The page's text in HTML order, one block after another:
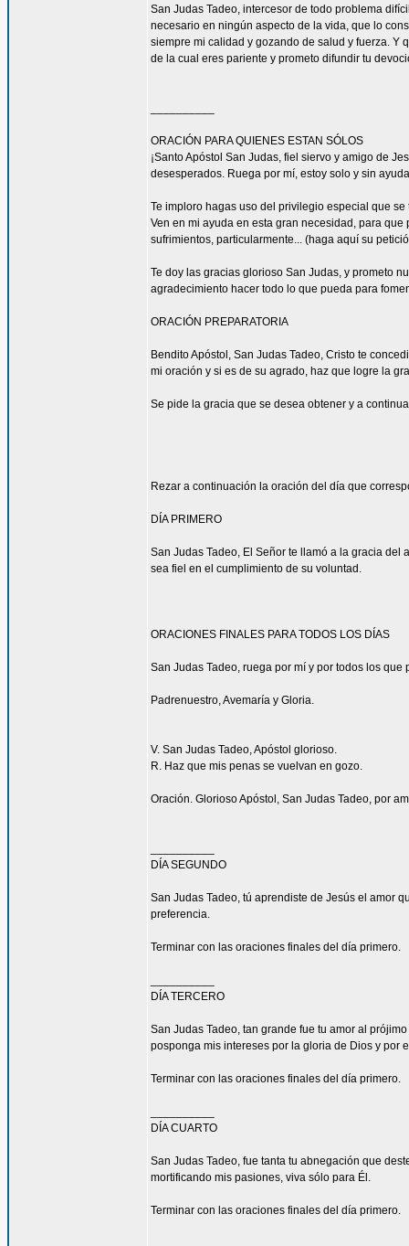
San Judas Tadeo, intercesor de todo problema
necesario en ningún aspecto de la vida, que lo
siempre mi calidad y gozando de salud y fuerza. Y
de la cual eres pariente y prometo difundir tu
ORACIÓN PARA QUIENES ESTAN SÓLOS
¡Santo Apóstol San Judas, fiel siervo y amigo de
desesperados. Ruega por mí, estoy solo y sin
Te imploro hagas uso del privilegio especial que
Ven en mi ayuda en esta gran necesidad, para
sufrimientos, particularmente... (haga aquí su
Te doy las gracias glorioso San Judas, y prometo
agradecimiento hacer todo lo que pueda para
ORACIÓN PREPARATORIA
Bendito Apóstol, San Judas Tadeo, Cristo te
mi oración y si es de su agrado, haz que logre la
Se pide la gracia que se desea obtener y a
Rezar a continuación la oración del día que
DÍA PRIMERO
San Judas Tadeo, El Señor te llamó a la gracia
sea fiel en el cumplimiento de su voluntad.
ORACIONES FINALES PARA TODOS LOS DÍAS
San Judas Tadeo, ruega por mí y por todos los que
Padrenuestro, Avemaría y Gloria.
V. San Judas Tadeo, Apóstol glorioso.
R. Haz que mis penas se vuelvan en gozo.
Oración. Glorioso Apóstol, San Judas Tadeo, por
DÍA SEGUNDO
San Judas Tadeo, tú aprendiste de Jesús el amor
preferencia.
Terminar con las oraciones finales del día primero.
DÍA TERCERO
San Judas Tadeo, tan grande fue tu amor al
posponga mis intereses por la gloria de Dios y por
Terminar con las oraciones finales del día primero.
DÍA CUARTO
San Judas Tadeo, fue tanta tu abnegación que
mortificando mis pasiones, viva sólo para Él.
Terminar con las oraciones finales del día primero.